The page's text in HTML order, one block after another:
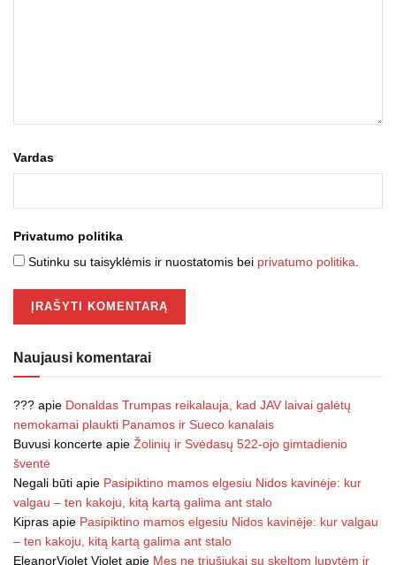
Vardas
Privatumo politika
Sutinku su taisyklėmis ir nuostatomis bei privatumo politika
Naujausi komentarai
??? apie Donaldas Trumpas reikalauja, kad JAV laivai galėtų
nemokamai plaukti Panamos ir Sueco kanalais
Buvusi koncerte apie Žolinių ir Svėdasų 522-ojo gimtadienio
šventė
Negali būti apie Pasipiktino mamos elgesiu Nidos kavinėje: kur
valgau – ten kakoju, kitą kartą galima ant stalo
Kipras apie Pasipiktino mamos elgesiu Nidos kavinėje: kur valgau
– ten kakoju, kitą kartą galima ant stalo
EleanorViolet Violet apie Mes ne triušiukai su skeltom lupytėm ir